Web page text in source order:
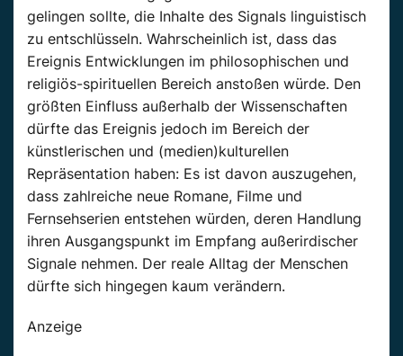
gelingen sollte, die Inhalte des Signals linguistisch
zu entschlüsseln. Wahrscheinlich ist, dass das
Ereignis Entwicklungen im philosophischen und
religiös-spirituellen Bereich anstoßen würde. Den
größten Einfluss außerhalb der Wissenschaften
dürfte das Ereignis jedoch im Bereich der
künstlerischen und (medien)kulturellen
Repräsentation haben: Es ist davon auszugehen,
dass zahlreiche neue Romane, Filme und
Fernsehserien entstehen würden, deren Handlung
ihren Ausgangspunkt im Empfang außerirdischer
Signale nehmen. Der reale Alltag der Menschen
dürfte sich hingegen kaum verändern.
Anzeige